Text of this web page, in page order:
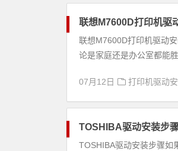
联想M7600D打印机驱
联想M7600D打印机驱动
论是家庭还是办公室都能
07月12日 打印机驱动
TOSHIBA驱动安装步
TOSHIBA驱动安装步骤如